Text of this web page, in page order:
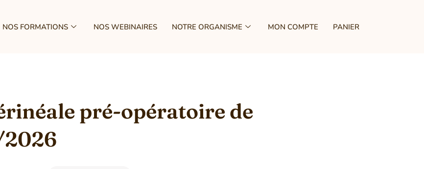
NOS FORMATIONS NOS WEBINAIRES NOTRE ORGANISME MON COMPTE PANIER
pré-opératoire de
2026